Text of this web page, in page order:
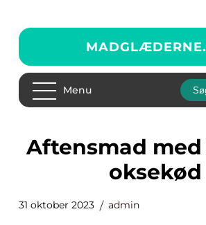
MADGLÆDERNE.
Menu
aftensmad med hakket
oksekød
31 oktober 2023 admin